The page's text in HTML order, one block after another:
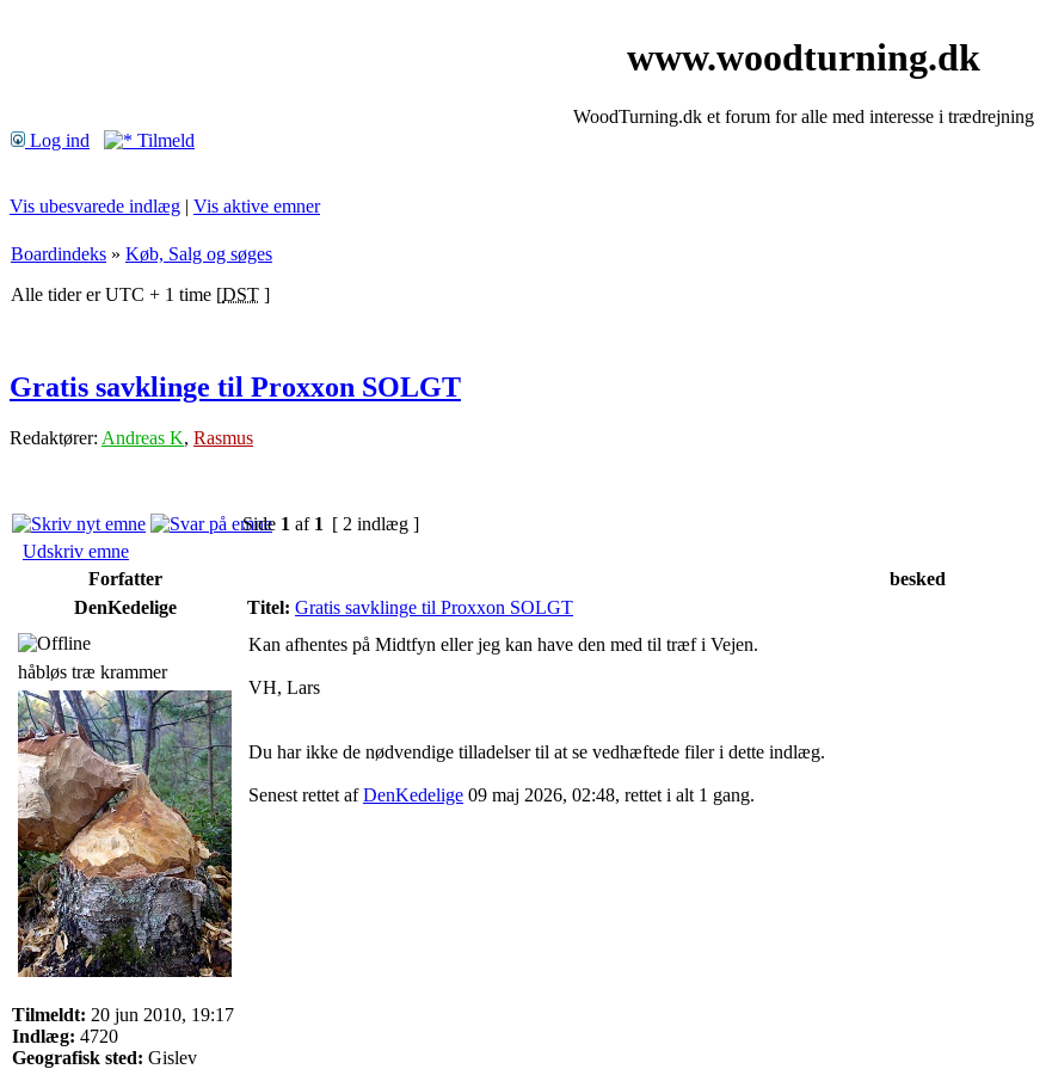
www.woodturning.dk
WoodTurning.dk et forum for alle med interesse i trædrejning
Log ind
Tilmeld
Vis ubesvarede indlæg | Vis aktive emner
Boardindeks » Køb, Salg og søges
Alle tider er UTC + 1 time [DST ]
Gratis savklinge til Proxxon SOLGT
Redaktører: Andreas K, Rasmus
Side 1 af 1 [ 2 indlæg ]
Udskriv emne
Forfatter
besked
DenKedelige
Titel: Gratis savklinge til Proxxon SOLGT
håbløs træ krammer
Tilmeldt: 20 jun 2010, 19:17
Indlæg: 4720
Geografisk sted: Gislev
Kan afhentes på Midtfyn eller jeg kan have den med til træf i Vejen.
VH, Lars
Du har ikke de nødvendige tilladelser til at se vedhæftede filer i dette indlæg.
Senest rettet afDenKedelige 09 maj 2026, 02:48, rettet i alt 1 gang.